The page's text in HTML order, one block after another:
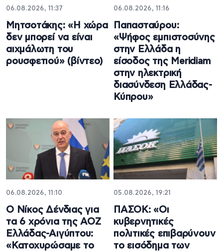
06.08.2026, 11:37
Μητσοτάκης: «Η χώρα
δεν μπορεί να είναι
αιχμάλωτη του
ρουσφετιού» (βίντεο)
06.08.2026, 11:16
Παπασταύρου:
«Ψήφος εμπιστοσύνης
στην Ελλάδα η
είσοδος της Meridiam
στην ηλεκτρική
διασύνδεση Ελλάδας-
Κύπρου»
06.08.2026, 11:10
Ο Νίκος Δένδιας για
τα 6 χρόνια της ΑΟΖ
Ελλάδας-Αιγύπτου:
«Κατοχυρώσαμε το
05.08.2026, 19:21
ΠΑΣΟΚ: «Οι
κυβερνητικές
πολιτικές επιβαρύνουν
το εισόδημα των